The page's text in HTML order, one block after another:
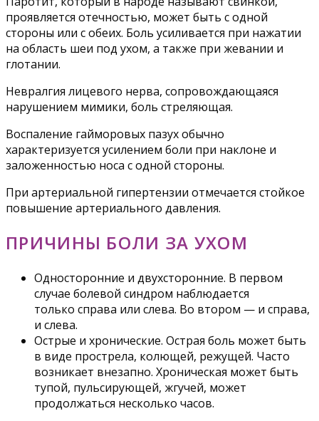
проявляется отечностью, может быть с одной
стороны или с обеих. Боль усиливается при нажатии
на область шеи под ухом, а также при жевании и
глотании.
Невралгия лицевого нерва, сопровождающаяся
нарушением мимики, боль стреляющая.
Воспаление гайморовых пазух обычно
характеризуется усилением боли при наклоне и
заложенностью носа с одной стороны.
При артериальной гипертензии отмечается стойкое
повышение артериального давления.
ПРИЧИНЫ БОЛИ ЗА УХОМ
Односторонние и двухсторонние. В первом
случае болевой синдром наблюдается
только справа или слева. Во втором — и справа,
и слева.
Острые и хронические. Острая боль может быть
в виде прострела, колющей, режущей. Часто
возникает внезапно. Хроническая может быть
тупой, пульсирующей, жгучей, может
продолжаться несколько часов.